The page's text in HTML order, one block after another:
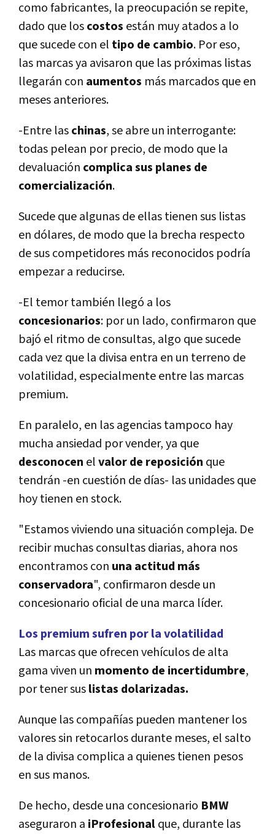
como fabricantes, la preocupación se repite,
dado que loscostos están muy atados a lo
que sucede con el tipo de cambio. Por eso,
las marcas ya avisaron que las próximas listas
llegarán con aumentos más marcados que en
meses anteriores.
-Entre laschinas, se abre un interrogante:
todas pelean por precio, de modo que la
devaluación complica sus planes de
comercialización.
Sucede que algunas de ellas tienen sus listas
en dólares, de modo que la brecha respecto
de sus competidores más reconocidos podrí­a
empezar a reducirse.
-El temor también llegó a los
concesionarios: por un lado, confirmaron que
bajó el ritmo de consultas, algo que sucede
cada vez que la divisa entra en un terreno de
volatilidad, especialmente entre las marcas
premium.
En paralelo, en las agencias tampoco hay
mucha ansiedad por vender, ya que
desconocen elvalor de reposición que
tendrán -en cuestión de dí­as- las unidades que
hoy tienen en stock.
"Estamos viviendo una situación compleja. De
recibir muchas consultas diarias, ahora nos
encontramos con una actitud más
conservadora", confirmaron desde un
concesionario oficial de una marca lí­der.
Los premium sufren por la volatilidad
Las marcas que ofrecen vehí­culos de alta
gama viven un momento de incertidumbre,
por tener suslistas dolarizadas.
Aunque las compañí­as pueden mantener los
valores sin retocarlos durante meses, el salto
de la divisa complica a quienes tienen pesos
en sus manos.
De hecho, desde una concesionario BMW
aseguraron a iProfesionalque, durante las